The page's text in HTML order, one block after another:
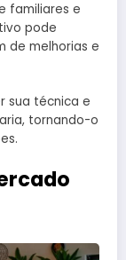
familiares e
pode
de melhorias e
sua técnica e
tornando-o